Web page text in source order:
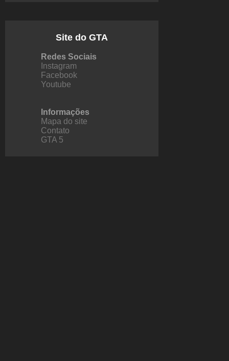
Site do GTA
Redes Sociais
Instagram
Facebook
Youtube
Informações
Mapa do site
Contato
GTA 5